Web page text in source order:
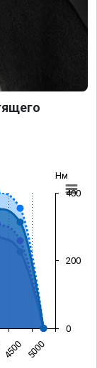
Нм
4500 5000
0
200
400